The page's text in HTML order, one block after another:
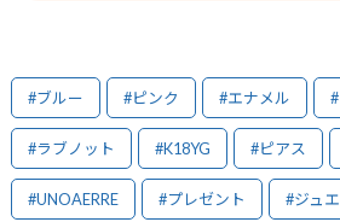
#ブルー #ピンク #エナメル
#ラブノット #K18YG #ピアス
#UNOAERRE #プレゼント #ジュ